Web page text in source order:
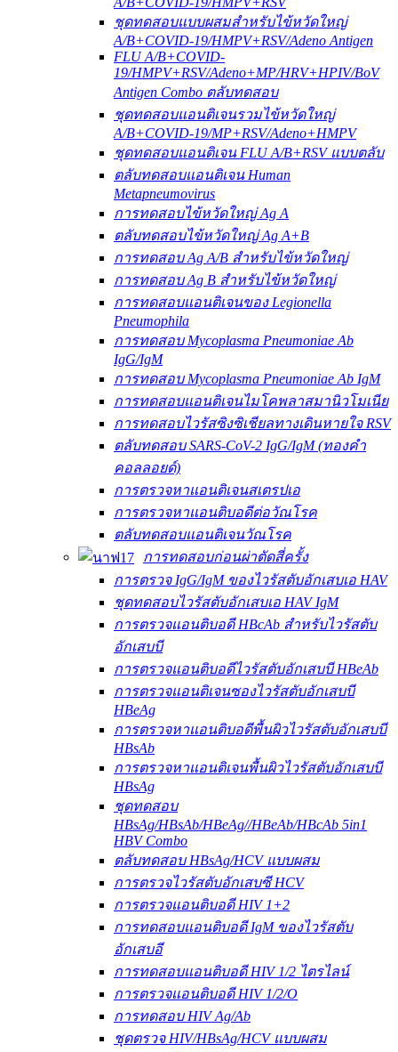
ชุดทดสอบแบบผสมสำหรับไข้หวัดใหญ่
A/B+COVID-19/HMPV+RSV/Adeno Antigen
FLU A/B+COVID-
19/HMPV+RSV/Adeno+MP/HRV+HPIV/BoV
Antigen Combo ตลับทดสอบ
ชุดทดสอบแอนติเจนรวมไข้หวัดใหญ่
A/B+COVID-19/MP+RSV/Adeno+HMPV
ชุดทดสอบแอนติเจน FLU A/B+RSV แบบตลับ
ตลับทดสอบแอนติเจน Human
Metapneumovirus
การทดสอบไข้หวัดใหญ่ Ag A
ตลับทดสอบไข้หวัดใหญ่ Ag A+B
การทดสอบ Ag A/B สำหรับไข้หวัดใหญ่
การทดสอบ Ag B สำหรับไข้หวัดใหญ่
การทดสอบแอนติเจนของ Legionella
Pneumophila
การทดสอบ Mycoplasma Pneumoniae Ab
IgG/IgM
การทดสอบ Mycoplasma Pneumoniae Ab IgM
การทดสอบแอนติเจนไมโคพลาสมานิวโมเนีย
การทดสอบไวรัสซิงซิเชียลทางเดินหายใจ RSV
ตลับทดสอบ SARS-CoV-2 IgG/IgM (ทองคำ
คอลลอยด์)
การตรวจหาแอนติเจนสเตรปเอ
การตรวจหาแอนติบอดีต่อวัณโรค
ตลับทดสอบแอนติเจนวัณโรค
การทดสอบก่อนผ่าตัดสี่ครั้ง
การตรวจ IgG/IgM ของไวรัสตับอักเสบเอ HAV
ชุดทดสอบไวรัสตับอักเสบเอ HAV IgM
การตรวจแอนติบอดี HBcAb สำหรับไวรัสตับ
อักเสบบี
การตรวจแอนติบอดีไวรัสตับอักเสบบี HBeAb
การตรวจแอนติเจนซองไวรัสตับอักเสบบี
HBeAg
การตรวจหาแอนติบอดีพื้นผิวไวรัสตับอักเสบบี
HBsAb
การตรวจหาแอนติเจนพื้นผิวไวรัสตับอักเสบบี
HBsAg
ชุดทดสอบ
HBsAg/HBsAb/HBeAg//HBeAb/HBcAb 5in1
HBV Combo
ตลับทดสอบ HBsAg/HCV แบบผสม
การตรวจไวรัสตับอักเสบซี HCV
การตรวจแอนติบอดี HIV 1+2
การทดสอบแอนติบอดี IgM ของไวรัสตับ
อักเสบอี
การทดสอบแอนติบอดี HIV 1/2 ไตรไลน์
การตรวจแอนติบอดี HIV 1/2/O
การทดสอบ HIV Ag/Ab
ชุดตรวจ HIV/HBsAg/HCV แบบผสม